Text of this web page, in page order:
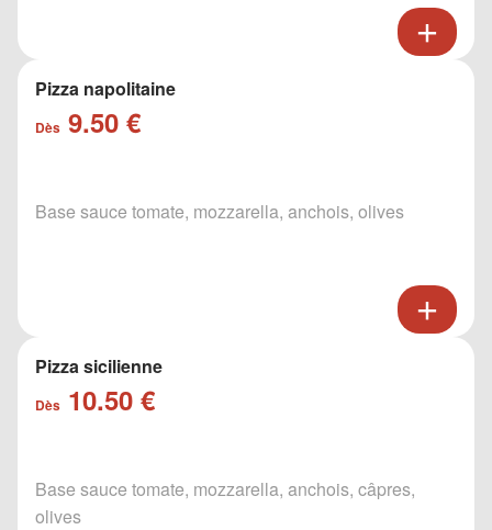
Pizza napolitaine
Dès 9.50 €
Base sauce tomate, mozzarella, anchois, olives
Pizza sicilienne
Dès 10.50 €
Base sauce tomate, mozzarella, anchois, câpres,
olives